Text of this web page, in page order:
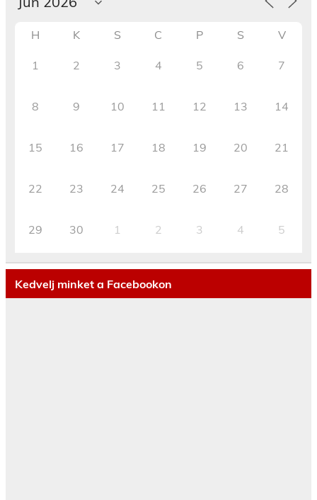
H K S C P S V
1 2 3 4 5 6 7
8 9 10 11 12 13 14
15 16 17 18 19 20 21
22 23 24 25 26 27 28
29 30 1 2 3 4 5
Kedvelj minket a Facebookon